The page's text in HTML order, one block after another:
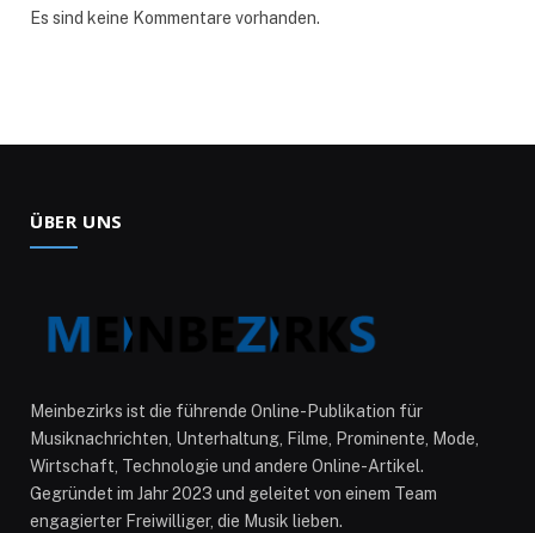
Es sind keine Kommentare vorhanden.
ÜBER UNS
Meinbezirks ist die führende Online-Publikation für
Musiknachrichten, Unterhaltung, Filme, Prominente, Mode,
Wirtschaft, Technologie und andere Online-Artikel.
Gegründet im Jahr 2023 und geleitet von einem Team
engagierter Freiwilliger, die Musik lieben.